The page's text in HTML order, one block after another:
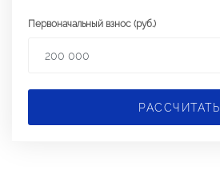
Первоначальный взнос (руб.)
РАССЧИТАТЬ